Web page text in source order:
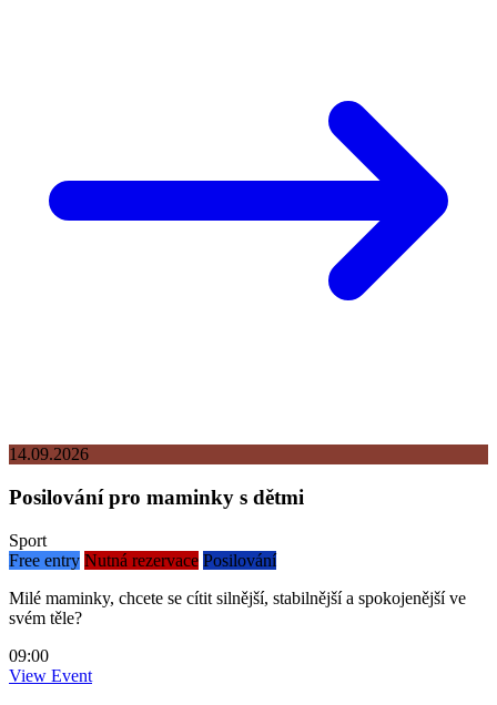
14.09.2026
Posilování pro maminky s dětmi
Sport
Free entry Nutná rezervace Posilování
Milé maminky, chcete se cítit silnější, stabilnější a spokojenější ve
svém těle?
09:00
View Event